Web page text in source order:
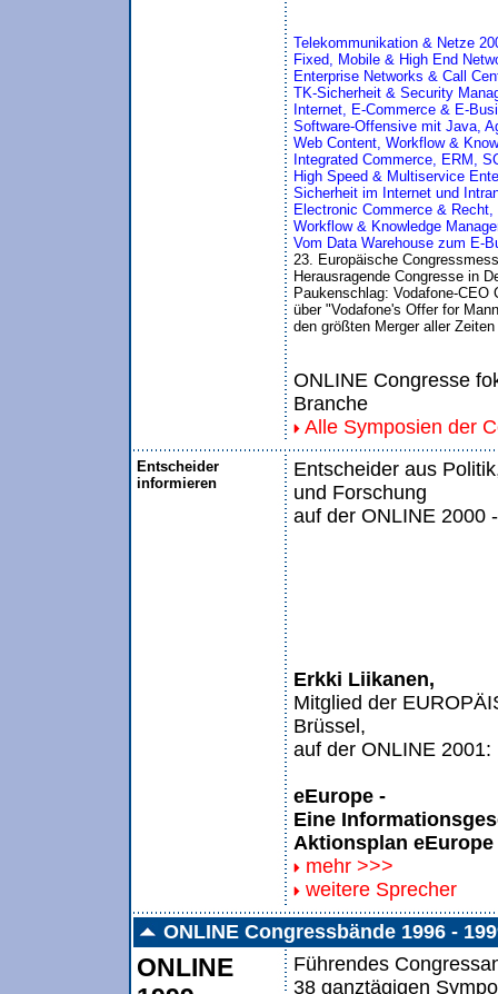
Telekommunikation & Netze
Fixed, Mobile & High End
Enterprise Networks & Call
TK-Sicherheit & Security
Internet, E-Commerce & E-
Software-Offensive mit Java,
Web Content, Workflow &
Integrated Commerce, ERM,
High Speed & Multiservice
Sicherheit im Internet und
Electronic Commerce &
Workflow & Knowledge
Vom Data Warehouse zum E-
23. Europäische
Herausragende Congresse in
Paukenschlag: Vodafone-
über "Vodafone's Offer for
den größten Merger aller
ONLINE Congresse
Branche
Alle Symposien der
Entscheider
informieren
Entscheider aus
und Forschung
auf der ONLINE 2000
Erkki Liikanen,
Mitglied der
Brüssel,
auf der ONLINE 2001:
eEurope -
Eine
Aktionsplan eEurope
mehr >>>
weitere Sprecher
ONLINE Congressbände 1996 -
ONLINE
Führendes
38 ganztägigen